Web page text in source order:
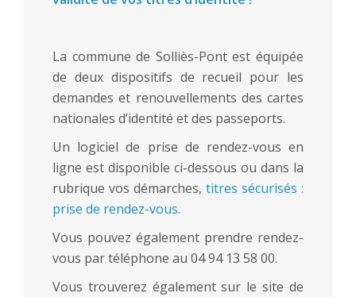
La commune de Solliès-Pont est équipée
de deux dispositifs de recueil pour les
demandes et renouvellements des cartes
nationales d’identité et des passeports.
Un logiciel de prise de rendez-vous en
ligne est disponible ci-dessous ou dans la
rubrique vos démarches, titres sécurisés :
prise de rendez-vous.
Vous pouvez également prendre rendez-
vous par téléphone au 04 94 13 58 00.
Vous trouverez également sur le site de